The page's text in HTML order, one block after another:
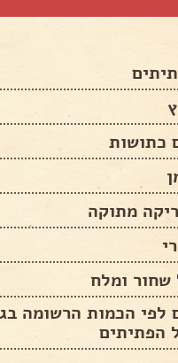
ומלח
לפי הכמות הרשומה
הפתיתים